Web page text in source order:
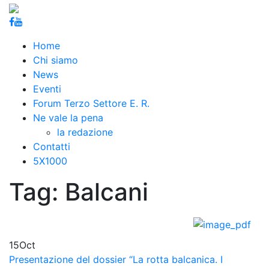
Home
Chi siamo
News
Eventi
Forum Terzo Settore E. R.
Ne vale la pena
la redazione
Contatti
5X1000
Tag: Balcani
15Oct
Presentazione del dossier “La rotta balcanica. I